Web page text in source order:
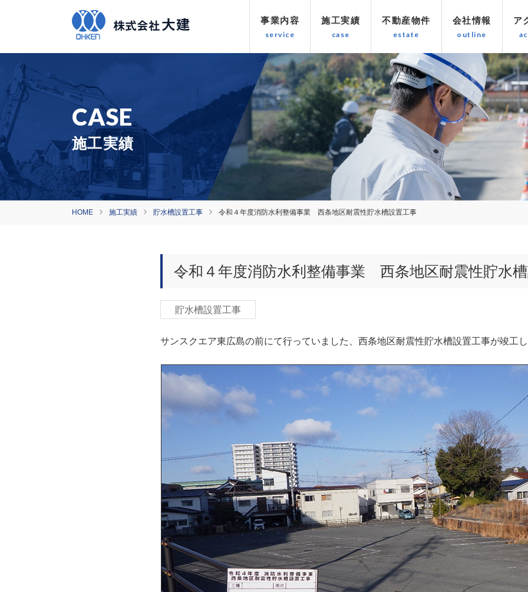
事業内容 施工実績 不動産物件 会社情報 ア
施工実績
HOME 施工実績 貯水槽設置工事 令和４年度消防水利整備事業 西条地区耐震性貯水槽設置工事
令和４年度消防水利整備事業 西条地区耐震性貯水
貯水槽設置工事
サンスクエア東広島の前にて行っていました、西条地区耐震性貯水槽設置工事が竣工